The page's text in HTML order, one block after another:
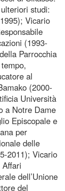
studi:
Vicario
(1993-
Parrocchia
al
(2000-
Università
a Notre Dame
Episcopale e
per
delle
2011); Vicario
dell’Unione
del